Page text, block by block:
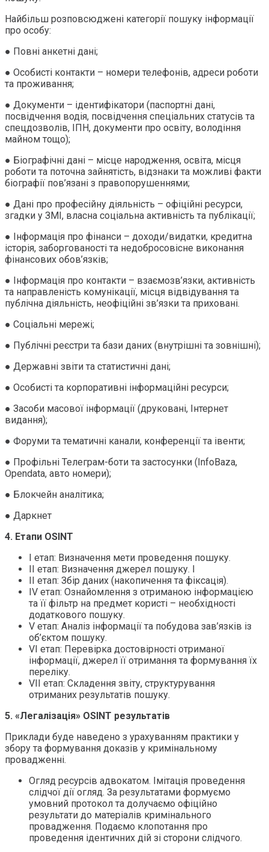
Найбільш розповсюджені категорії пошуку інформації
про особу:
● Повні анкетні дані;
● Особисті контакти – номери телефонів, адреси роботи
та проживання;
● Документи – ідентифікатори (паспортні дані,
посвідчення водія, посвідчення спеціальних статусів та
спецдозволів, ІПН, документи про освіту, володіння
майном тощо);
● Біографічні дані – місце народження, освіта, місця
роботи та поточна зайнятість, відзнаки та можливі факти
біографії пов’язані з правопорушеннями;
● Дані про професійну діяльність – офіційні ресурси,
згадки у ЗМІ, власна соціальна активність та публікації;
● Інформація про фінанси – доходи/видатки, кредитна
історія, заборгованості та недобросовісне виконання
фінансових обов’язків;
● Інформація про контакти – взаємозв’язки, активність
та направленість комунікації, місця відвідування та
публічна діяльність, неофіційні зв’язки та приховані.
● Соціальні мережі;
● Публічні реєстри та бази даних (внутрішні та зовнішні);
● Державні звіти та статистичні дані;
● Особисті та корпоративні інформаційні ресурси;
● Засоби масової інформації (друковані, Інтернет
видання);
● Форуми та тематичні канали, конференції та івенти;
● Профільні Телеграм-боти та застосунки (InfoBaza,
Opendata, авто номери);
● Блокчейн аналітика;
● Даркнет
4. Етапи OSINT
І етап: Визначення мети проведення пошуку.
ІІ етап: Визначення джерел пошуку. І
ІІ етап: Збір даних (накопичення та фіксація).
ІV етап: Ознайомлення з отриманою інформацією
та її фільтр на предмет користі – необхідності
додаткового пошуку.
V етап: Аналіз інформації та побудова зав’язків із
об’єктом пошуку.
VІ етап: Перевірка достовірності отриманої
інформації, джерел її отримання та формування їх
переліку.
VІІ етап: Складення звіту, структурування
отриманих результатів пошуку.
5. «Легалізація» OSINT результатів
Приклади буде наведено з урахуванням практики у
збору та формування доказів у кримінальному
провадженні.
Огляд ресурсів адвокатом. Імітація проведення
слідчої дії огляд. За результатами формуємо
умовний протокол та долучаємо офіційно
результати до матеріалів кримінального
провадження. Подаємо клопотання про
проведення ідентичних дій зі сторони слідчого.